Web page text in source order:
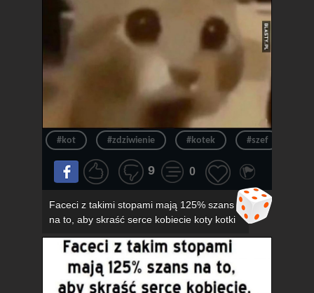
#kot #zdziwienie #kotek #szef
9 0
Faceci z takimi stopami mają 125% szans
na to, aby skraść serce kobiecie koty kotki